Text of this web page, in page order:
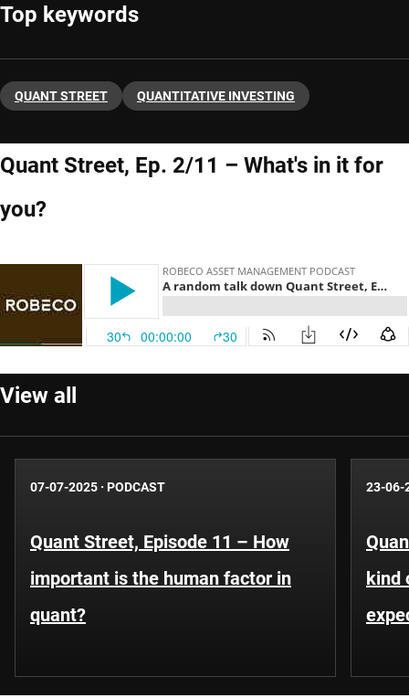
Top keywords
QUANT STREET QUANTITATIVE INVESTING
Quant Street, Ep. 2/11 – What's in it for
you?
View all
07-07-2025 · PODCAST
Quant Street, Episode 11 – How
important is the human factor in
quant?
23-06-
kind